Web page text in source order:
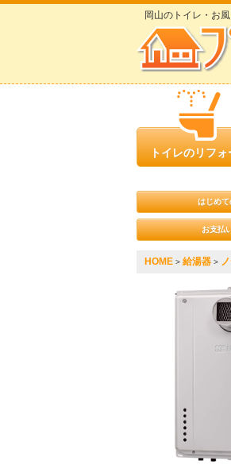
岡山のトイレ・お
トイレのリフォ
はじめて
お支払
HOME > 給湯器 >